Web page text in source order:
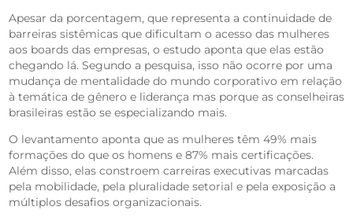
Apesar da porcentagem, que representa a continuidade de
barreiras sistêmicas que dificultam o acesso das mulheres
aos boards das empresas, o estudo aponta que elas estão
chegando lá. Segundo a pesquisa, isso não ocorre por uma
mudança de mentalidade do mundo corporativo em relação
à temática de gênero e liderança mas porque as conselheiras
brasileiras estão se especializando mais.
O levantamento aponta que as mulheres têm 49% mais
formações do que os homens e 87% mais certificações.
Além disso, elas constroem carreiras executivas marcadas
pela mobilidade, pela pluralidade setorial e pela exposição a
múltiplos desafios organizacionais.